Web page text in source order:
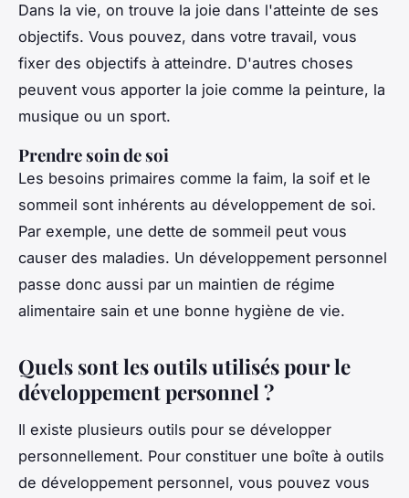
Dans la vie, on trouve la joie dans l'atteinte de ses
objectifs. Vous pouvez, dans votre travail, vous
fixer des objectifs à atteindre. D'autres choses
peuvent vous apporter la joie comme la peinture, la
musique ou un sport.
Prendre soin de soi
Les besoins primaires comme la faim, la soif et le
sommeil sont inhérents au développement de soi.
Par exemple, une dette de sommeil peut vous
causer des maladies. Un développement personnel
passe donc aussi par un maintien de régime
alimentaire sain et une bonne hygiène de vie.
Quels sont les outils utilisés pour le
développement personnel ?
Il existe plusieurs outils pour se développer
personnellement. Pour constituer une boîte à outils
de développement personnel, vous pouvez vous